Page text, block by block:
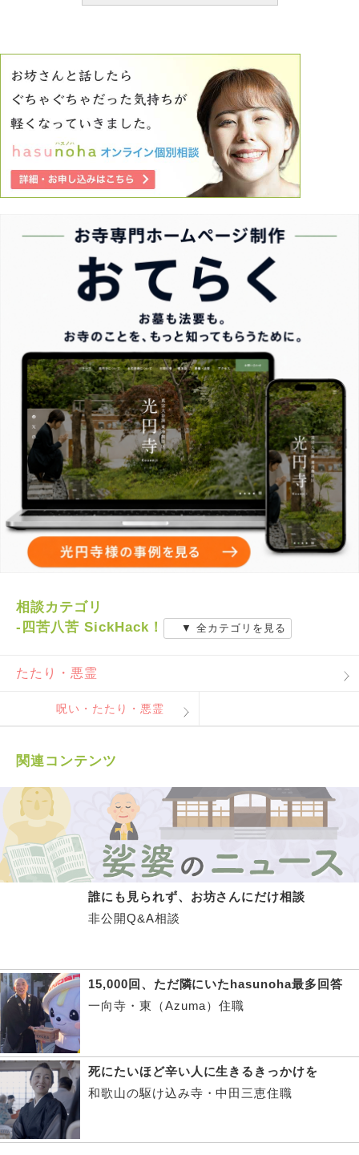
の時、私の心の中で何かがプツっと音を立てて切れました。
労している方はいくらでもいる、自分は甘いのではないか？
少し努力しただけで手に入れた幸せに甘んじていたのではな
いか？ そう考え、何故かわかりませんが涙が止まりません
でした。 何故こんな不幸が連続するんだろう、これは運気
を前借りしていたツケなのか？などと考えてしまい、もう心
が保たないです。 不幸が連続している時の心持ちをご教授
いただけませんでしょうか。 文章がぐちゃぐちゃで申し訳
ございませんがよろしくお願いいたします。
相談カテゴリ
-四苦八苦 SickHack！
▼ 全カテゴリを見る
たたり・悪霊
呪い・たたり・悪霊
関連コンテンツ
誰にも見られず、お坊さんにだけ相談
非公開Q&A相談
15,000回、ただ隣にいたhasunoha最多回答
一向寺・東（Azuma）住職
死にたいほど辛い人に生きるきっかけを
和歌山の駆け込み寺・中田三恵住職